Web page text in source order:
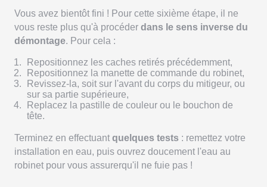
Vous avez bientôt fini ! Pour cette sixième étape, il ne
vous reste plus qu'à procéder dans le sens inverse du
démontage. Pour cela :
Repositionnez les caches retirés précédemment,
Repositionnez la manette de commande du robinet,
Revissez-la, soit sur l'avant du corps du mitigeur, ou
sur sa partie supérieure,
Replacez la pastille de couleur ou le bouchon de
tête.
Terminez en effectuant quelques tests : remettez votre
installation en eau, puis ouvrez doucement l'eau au
robinet pour vous assurerqu'il ne fuie pas !